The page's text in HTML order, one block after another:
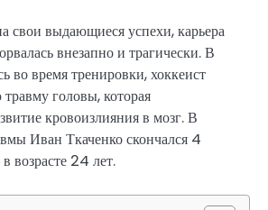
свои выдающиеся успехи, карьера
внезапно и трагически. В
во время тренировки, хоккеист
головы, которая
кровоизлияния в мозг. В
Иван Ткаченко скончался 4
возрасте 24 лет.